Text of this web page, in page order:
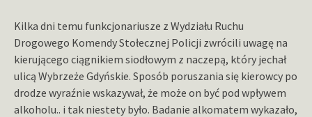
Kilka dni temu funkcjonariusze z Wydziału Ruchu
Drogowego Komendy Stołecznej Policji zwrócili uwagę na
kierującego ciągnikiem siodłowym z naczepą, który jechał
ulicą Wybrzeże Gdyńskie. Sposób poruszania się kierowcy po
drodze wyraźnie wskazywał, że może on być pod wpływem
alkoholu.. i tak niestety było. Badanie alkomatem wykazało,